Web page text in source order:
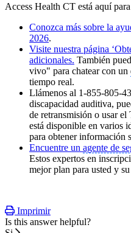
Access Health CT está aquí
Conozca más sobre la
2026.
Visite nuestra página
adicionales. También
vivo" para chatear con un
tiempo real.
Llámenos al 1-855-805-
discapacidad auditiva,
de retransmisión o usar
está disponible en varios
para obtener información
Encuentre un agente de
Estos expertos en
mejor plan para usted y
Imprimir
Is this answer helpful?